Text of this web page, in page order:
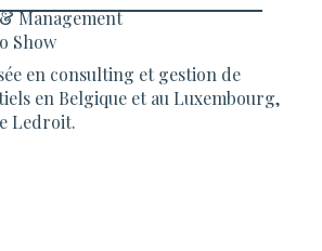
Management
Show
en consulting et gestion de
en Belgique et au Luxembourg,
Ledroit.